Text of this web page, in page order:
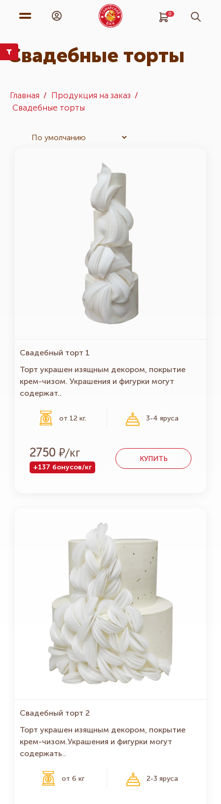
0
Свадебные торты
Главная
Продукция на заказ
Свадебные торты
Свадебный торт 1
Торт украшен изящным декором, покрытие
крем-чизом. Украшения и фигурки могут
содержат..
от 12 кг. 3-4 яруса
2750 Р
+137 бонусов/кг
КУПИТЬ
Свадебный торт 2
Торт украшен изящным декором, покрытие
крем-чизом.Украшения и фигурки могут
содержать..
от 6 кг 2-3 яруса